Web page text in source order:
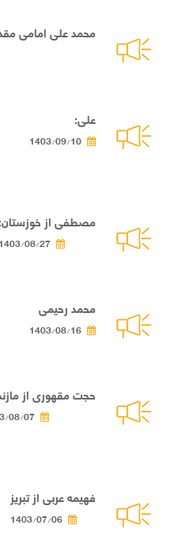
محمد علی امامی
علی:
1403/09/10
مصطفی از خوزستان:
1403/08/27
محمد رحیمی
1403/08/16
حجت مقهوری از
08/07
فهیمه عربی از تبریز
1403/07/06